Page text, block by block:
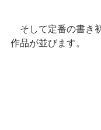
そして定番の書き
作品が並びます。